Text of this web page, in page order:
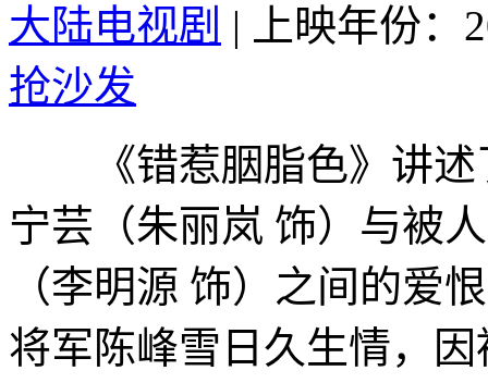
大陆电视剧 |
上映年份：
抢沙发
《错惹胭脂色》讲述
宁芸（朱丽岚 饰）与被
（李明源 饰）之间的爱
将军陈峰雪日久生情，